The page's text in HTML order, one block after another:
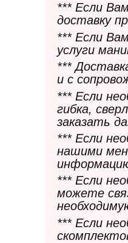
*** Если
доставку
*** Если
услуги
***
и с
*** Если
гибка,
заказать
*** Если
нашими
*** Если
можете
*** Если